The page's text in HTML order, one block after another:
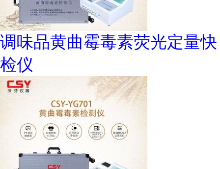
调味品黄曲霉毒素荧光定量快
检仪